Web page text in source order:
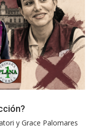
y Grace Palomares